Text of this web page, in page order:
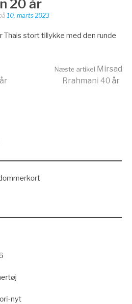
20 år
10. marts 2023
Thais stort tillykke med den runde
Næste artikel Mirsad
Rrahmani 40 år
nyt